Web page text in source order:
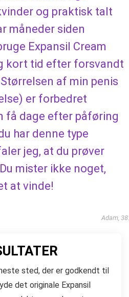
og praktisk talt
måneder siden
Expansil Cream
kort tid efter forsvandt
af ​​min penis
er forbedret
få dage efter påføring
har denne type
jeg, at du prøver
mister ikke noget,
at vinde!
Adam, 38:
sted, der er godkendt til
det originale Expansil